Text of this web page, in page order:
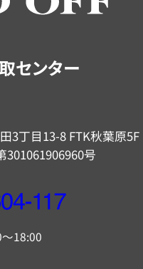
センター
3丁目13-8 FTK秋葉原5F
号
18:00